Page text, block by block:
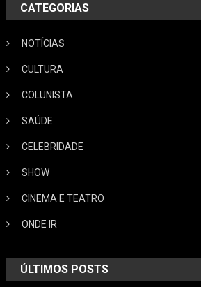
CATEGORIAS
NOTÍCIAS
CULTURA
COLUNISTA
SAÚDE
CELEBRIDADE
SHOW
CINEMA E TEATRO
ONDE IR
ÚLTIMOS POSTS